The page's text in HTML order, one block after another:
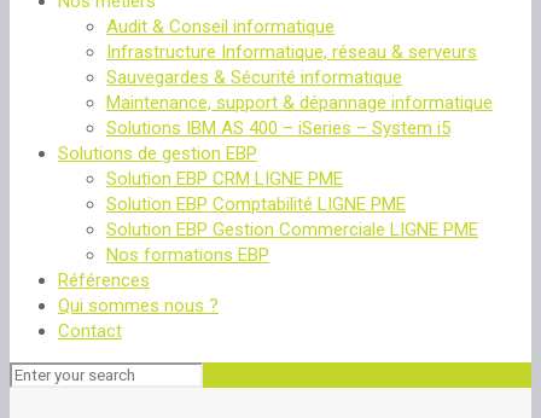
Audit & Conseil informatique
Infrastructure Informatique, réseau & serveurs
Sauvegardes & Sécurité informatique
Maintenance, support & dépannage informatique
Solutions IBM AS 400 – iSeries – System i5
Solutions de gestion EBP
Solution EBP CRM LIGNE PME
Solution EBP Comptabilité LIGNE PME
Solution EBP Gestion Commerciale LIGNE PME
Nos formations EBP
Références
Qui sommes nous ?
Contact